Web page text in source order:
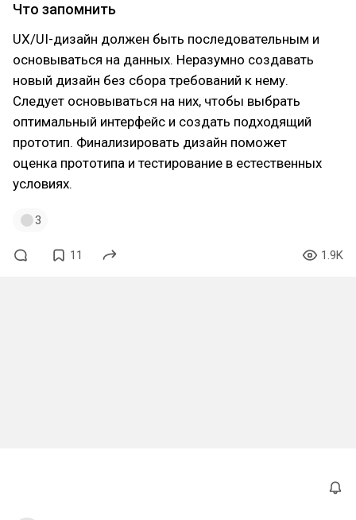
Что запомнить
UX/UI-дизайн должен быть последовательным и
основываться на данных. Неразумно создавать
новый дизайн без сбора требований к нему.
Следует основываться на них, чтобы выбрать
оптимальный интерфейс и создать подходящий
прототип. Финализировать дизайн поможет
оценка прототипа и тестирование в естественных
условиях.
3
11 1.9K